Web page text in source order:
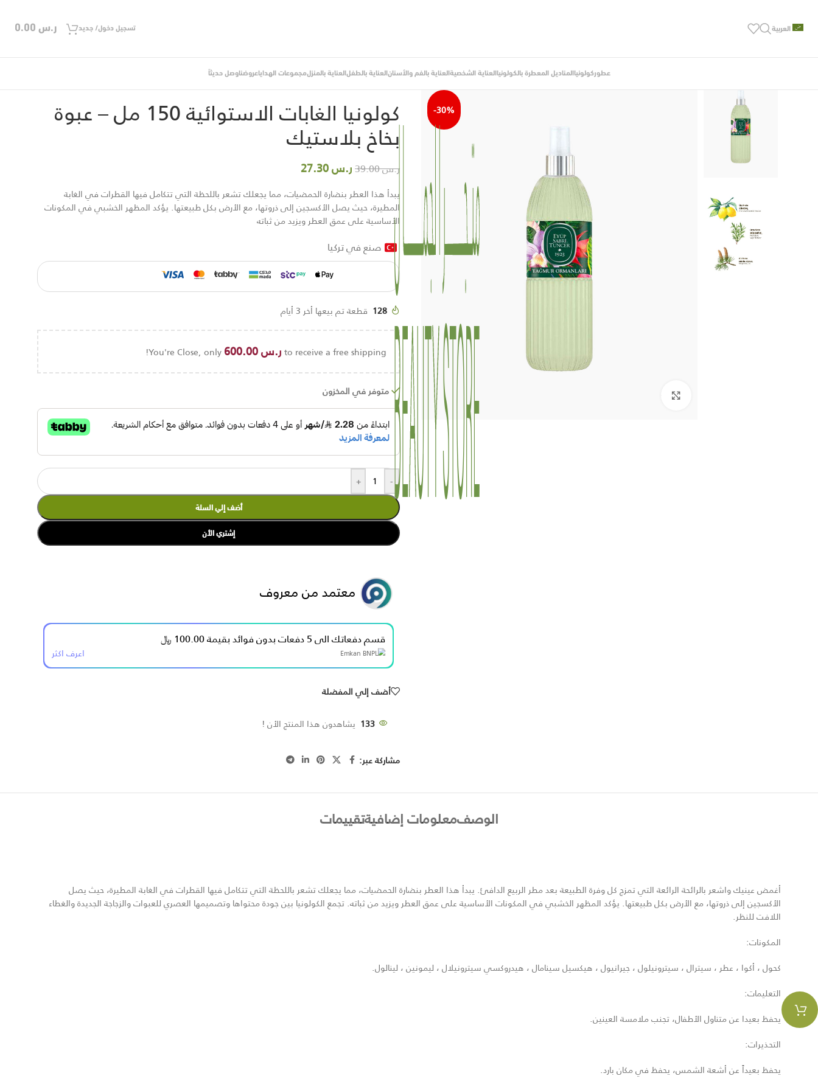
العربية تسجيل دخول/ جديد ر.س
عطوركولونيا المناديل المعطرة بالكولونيا العناية الشخصية العناية بالفم والأسنان العناية بالطفل العناية بالمنزلمجموعات الهداياعروضناوصل حديثاً
-30% كولونيا الغابات الاستوائية 150 مل – عبوة
بخاخ بلاستيك
ر.س39.00 ر.س27.30
يبدأ هذا العطر بنضارة الحمضيات، مما يجعلك تشعر باللحظة التي تتكامل فيها القطرات في الغابة
المطيرة، حيث يصل الأكسجين إلى ذروتها، مع الأرض بكل طبيعتها. يؤكد المظهر الخشبي في المكونات
الأساسية على عمق العطر ويزيد من ثباته
صنع في تركيا
128 قطعة تم بيعها أخر 3 أيام
You're Close, only ر.س600.00 to receive a free shipping!
متوفر في المخزون
-
+
أضف إلي السلة
إشتري الأن
معتمد من معروف
قسم دفعاتك الى 5 دفعات بدون فوائد بقيمة 100.00 ﷼
اعرف اكثر
أضف إلي المفضلة
133 يشاهدون هذا المنتج الأن !
مشاركة عبر:
الوصفمعلومات إضافيةتقييمات
أغمض عينيك واشعر بالرائحة الرائعة التي تمزج كل وفرة الطبيعة بعد مطر الربيع الدافئ. يبدأ هذا العطر بنضارة الحمضيات، مما يجعلك تشعر باللحظة التي تتكامل فيها القطرات في الغابة المطيرة، حيث يصل
الأكسجين إلى ذروتها، مع الأرض بكل طبيعتها. يؤكد المظهر الخشبي في المكونات الأساسية على عمق العطر ويزيد من ثباته. تجمع الكولونيا بين جودة محتواها وتصميمها العصري للعبوات والزجاجة الجديدة والغطاء
اللافت للنظر.
المكونات:
كحول ، أكوا ، عطر ، سيترال ، سيترونيلول ، جيرانيول ، هيكسيل سينامال ، هيدروكسي سيترونيلال ، ليمونين ، لينالول.
التعليمات:
يحفظ بعيدا عن متناول الأطفال، تجنب ملامسة العينين.
التحذيرات:
يحفظ بعيداً عن أشعة الشمس، يحفظ في مكان بارد.